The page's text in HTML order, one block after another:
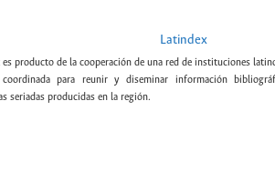
Latindex
es producto de la cooperación de una red de instituciones
coordinada para reunir y diseminar información
seriadas producidas en la región.